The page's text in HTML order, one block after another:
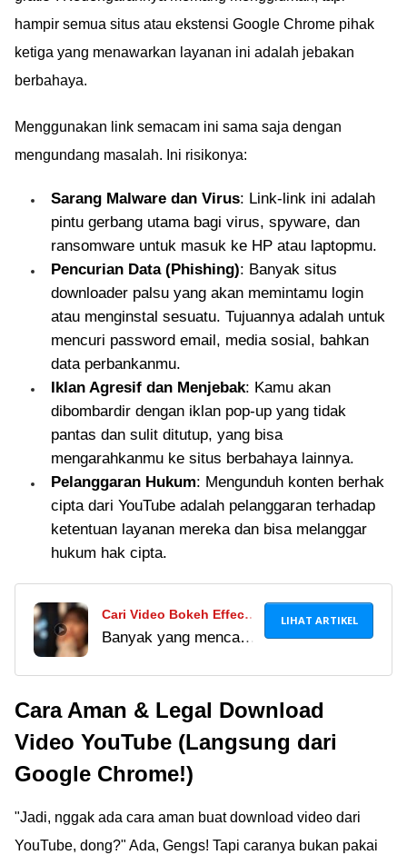
hampir semua situs atau ekstensi Google Chrome pihak
ketiga yang menawarkan layanan ini adalah jebakan
berbahaya.
Menggunakan link semacam ini sama saja dengan
mengundang masalah. Ini risikonya:
Sarang Malware dan Virus: Link-link ini adalah
pintu gerbang utama bagi virus, spyware, dan
ransomware untuk masuk ke HP atau laptopmu.
Pencurian Data (Phishing): Banyak situs
downloader palsu yang akan memintamu login
atau menginstal sesuatu. Tujuannya adalah untuk
mencuri password email, media sosial, bahkan
data perbankanmu.
Iklan Agresif dan Menjebak: Kamu akan
dibombardir dengan iklan pop-up yang tidak
pantas dan sulit ditutup, yang bisa
mengarahkanmu ke situs berbahaya lainnya.
Pelanggaran Hukum: Mengunduh konten berhak
cipta dari YouTube adalah pelanggaran terhadap
ketentuan layanan mereka dan bisa melanggar
hukum hak cipta.
Cari Video Bokeh Effect
Phone App No Sensor?
Banyak yang mencari
Pahami arti bokeh
sebenarnya dan
hindari bahaya aplikasi
ilegal. Ini daftar
LIHAT ARTIKEL
Cara Aman & Legal Download
Video YouTube (Langsung dari
Google Chrome!)
"Jadi, nggak ada cara aman buat download video dari
YouTube, dong?" Ada, Gengs! Tapi caranya bukan pakai